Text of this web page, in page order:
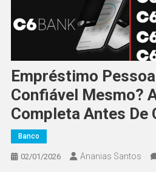
Empréstimo
Confiável Mesmo?
Completa Antes De
Banco
02/01/2026 Ananias Santos